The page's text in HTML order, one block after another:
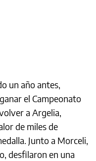
un año antes,
el Campeonato
a Argelia,
de miles de
Junto a Morceli,
desfilaron en una